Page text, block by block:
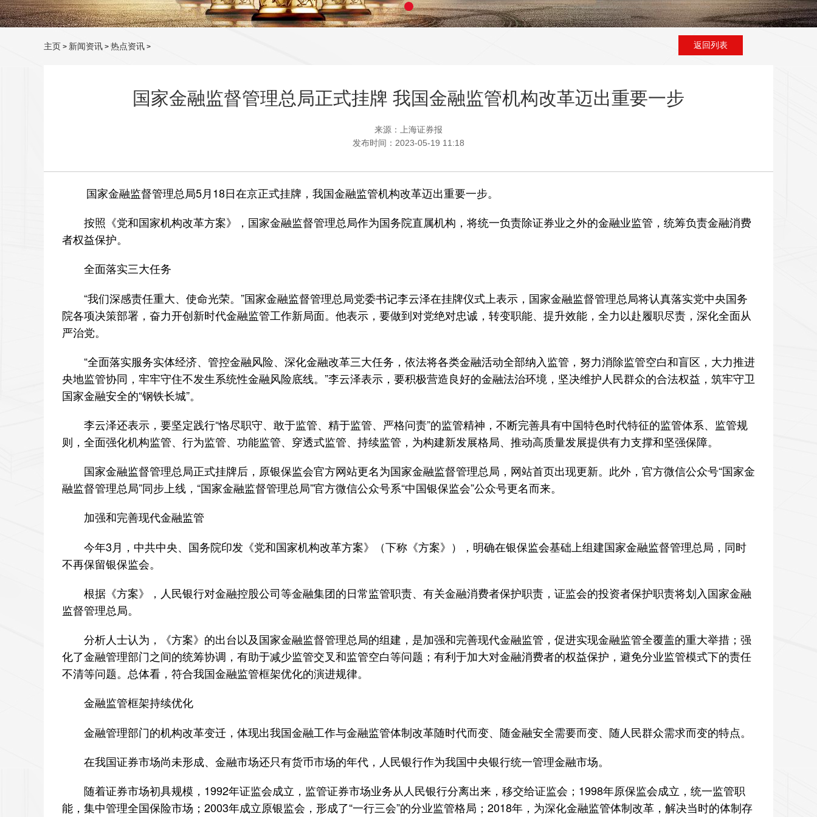
返回列表
主页 > 新闻资讯 > 热点资讯 >
国家金融监督管理总局正式挂牌 我国金融监管机构改革迈出重要一步
来源：上海证券报
发布时间：2023-05-19 11:18
国家金融监督管理总局5月18日在京正式挂牌，我国金融监管机构改革迈出重要一步。
按照《党和国家机构改革方案》，国家金融监督管理总局作为国务院直属机构，将统一负责除证券业之外的金融业监管，统筹负责金融消费
者权益保护。
全面落实三大任务
“我们深感责任重大、使命光荣。”国家金融监督管理总局党委书记李云泽在挂牌仪式上表示，国家金融监督管理总局将认真落实党中央国务
院各项决策部署，奋力开创新时代金融监管工作新局面。他表示，要做到对党绝对忠诚，转变职能、提升效能，全力以赴履职尽责，深化全面从
严治党。
“全面落实服务实体经济、管控金融风险、深化金融改革三大任务，依法将各类金融活动全部纳入监管，努力消除监管空白和盲区，大力推进
央地监管协同，牢牢守住不发生系统性金融风险底线。”李云泽表示，要积极营造良好的金融法治环境，坚决维护人民群众的合法权益，筑牢守卫
国家金融安全的“钢铁长城”。
李云泽还表示，要坚定践行“恪尽职守、敢于监管、精于监管、严格问责”的监管精神，不断完善具有中国特色时代特征的监管体系、监管规
则，全面强化机构监管、行为监管、功能监管、穿透式监管、持续监管，为构建新发展格局、推动高质量发展提供有力支撑和坚强保障。
国家金融监督管理总局正式挂牌后，原银保监会官方网站更名为国家金融监督管理总局，网站首页出现更新。此外，官方微信公众号“国家金
融监督管理总局”同步上线，“国家金融监督管理总局”官方微信公众号系“中国银保监会”公众号更名而来。
加强和完善现代金融监管
今年3月，中共中央、国务院印发《党和国家机构改革方案》（下称《方案》），明确在银保监会基础上组建国家金融监督管理总局，同时
不再保留银保监会。
根据《方案》，人民银行对金融控股公司等金融集团的日常监管职责、有关金融消费者保护职责，证监会的投资者保护职责将划入国家金融
监督管理总局。
分析人士认为，《方案》的出台以及国家金融监督管理总局的组建，是加强和完善现代金融监管，促进实现金融监管全覆盖的重大举措；强
化了金融管理部门之间的统筹协调，有助于减少监管交叉和监管空白等问题；有利于加大对金融消费者的权益保护，避免分业监管模式下的责任
不清等问题。总体看，符合我国金融监管框架优化的演进规律。
金融监管框架持续优化
金融管理部门的机构改革变迁，体现出我国金融工作与金融监管体制改革随时代而变、随金融安全需要而变、随人民群众需求而变的特点。
在我国证券市场尚未形成、金融市场还只有货币市场的年代，人民银行作为我国中央银行统一管理金融市场。
随着证券市场初具规模，1992年证监会成立，监管证券市场业务从人民银行分离出来，移交给证监会；1998年原保监会成立，统一监管职
能，集中管理全国保险市场；2003年成立原银监会，形成了“一行三会”的分业监管格局；2018年，为深化金融监管体制改革，解决当时的体制存